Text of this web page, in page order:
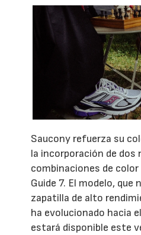
Saucony refuerza su
la incorporación de dos
combinaciones de color
Guide 7. El modelo, que
zapatilla de alto
ha evolucionado hacia
estará disponible este